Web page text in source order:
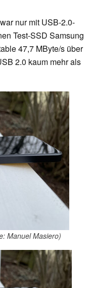
nur mit USB-2.0-
Test-SSD Samsung
47,7 MByte/s über
2.0 kaum mehr als
Manuel Masiero)